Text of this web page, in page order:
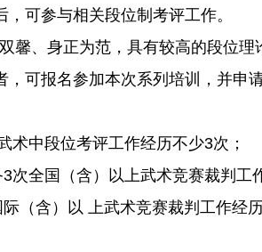
可参与相关段位制考评工作。
馨、身正为范，具有较高的段位
可报名参加本次系列培训，并申
术中段位考评工作经历不少3次；
次全国（含）以上武术竞赛裁判工
（含）以 上武术竞赛裁判工作经